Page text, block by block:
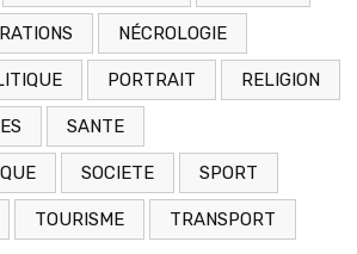
NÉCROLOGIE
PORTRAIT RELIGION
SANTE
SOCIETE SPORT
TOURISME TRANSPORT